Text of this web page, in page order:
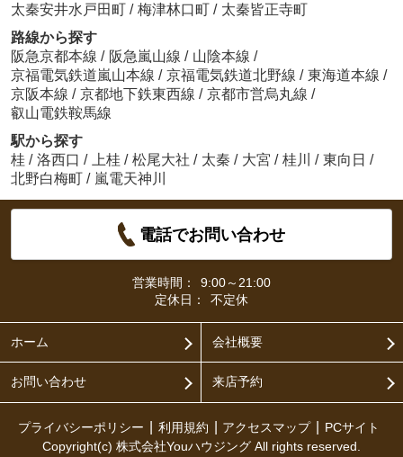
太秦安井水戸田町 / 梅津林口町 / 太秦皆正寺町
路線から探す
阪急京都本線 / 阪急嵐山線 / 山陰本線 /
京福電気鉄道嵐山本線 / 京福電気鉄道北野線 / 東海道本線 /
京阪本線 / 京都地下鉄東西線 / 京都市営烏丸線 /
叡山電鉄鞍馬線
駅から探す
桂 / 洛西口 / 上桂 / 松尾大社 / 太秦 / 大宮 / 桂川 / 東向日 /
北野白梅町 / 嵐電天神川
電話でお問い合わせ
営業時間：
9:00～21:00
定休日：
不定休
ホーム 会社概要
お問い合わせ 来店予約
プライバシーポリシー 利用規約 アクセスマップ
PCサイト
Copyright(c) 株式会社Youハウジング All rights reserved.